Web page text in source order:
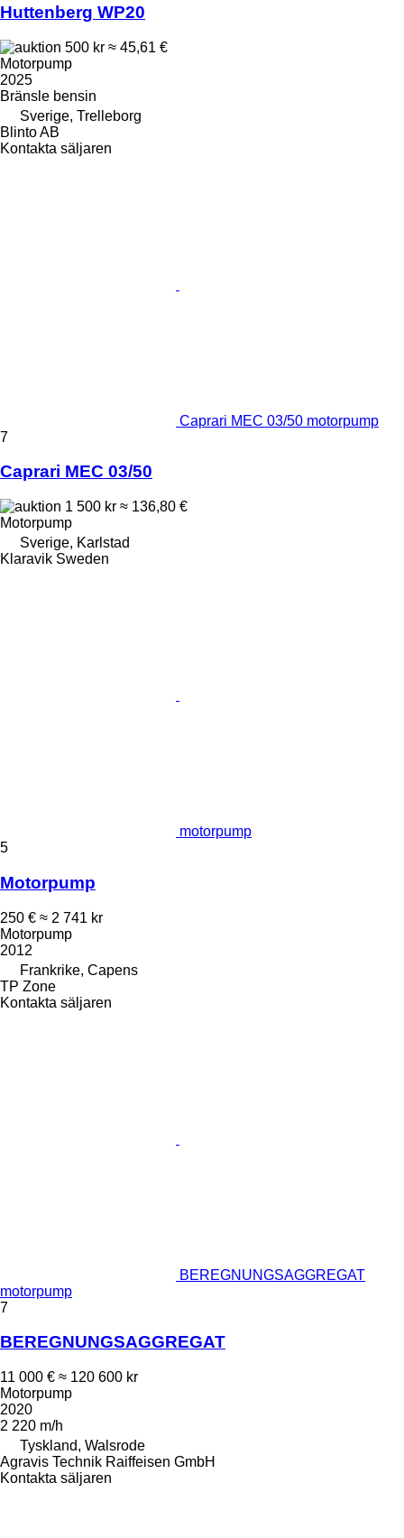
Huttenberg WP20
500 kr ≈ 45,61 €
Motorpump
2025
Bränsle bensin
Sverige, Trelleborg
Blinto AB
Kontakta säljaren
Caprari MEC 03/50 motorpump
7
Caprari MEC 03/50
1 500 kr ≈ 136,80 €
Motorpump
Sverige, Karlstad
Klaravik Sweden
motorpump
5
Motorpump
250 € ≈ 2 741 kr
Motorpump
2012
Frankrike, Capens
TP Zone
Kontakta säljaren
BEREGNUNGSAGGREGAT
motorpump
7
BEREGNUNGSAGGREGAT
11 000 € ≈ 120 600 kr
Motorpump
2020
2 220 m/h
Tyskland, Walsrode
Agravis Technik Raiffeisen GmbH
Kontakta säljaren